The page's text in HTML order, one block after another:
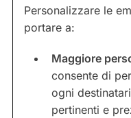
Personalizzare le
portare a:
Maggiore
consente di
ogni
pertinenti e